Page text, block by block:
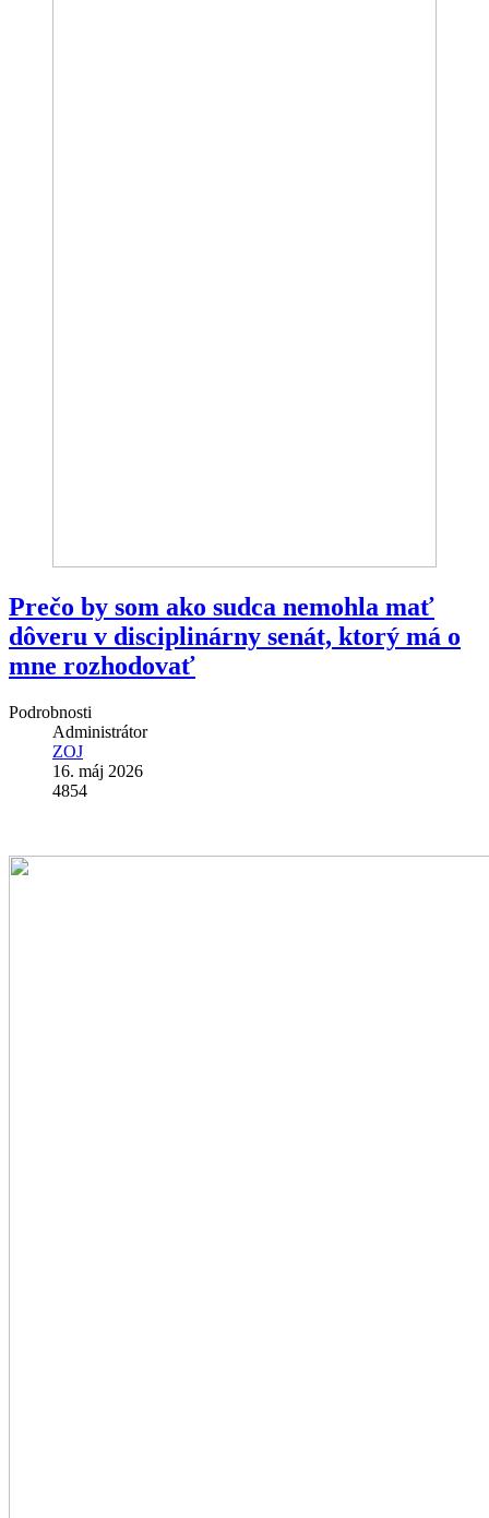
Prečo by som ako sudca nemohla mať
dôveru v disciplinárny senát, ktorý má o
mne rozhodovať
Podrobnosti
Administrátor
ZOJ
16. máj 2026
4854